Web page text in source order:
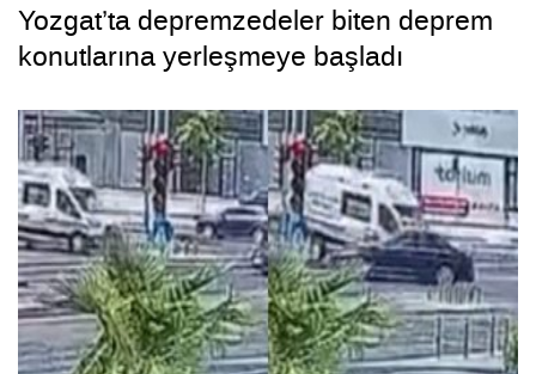
Yozgat’ta depremzedeler biten deprem
konutlarına yerleşmeye başladı